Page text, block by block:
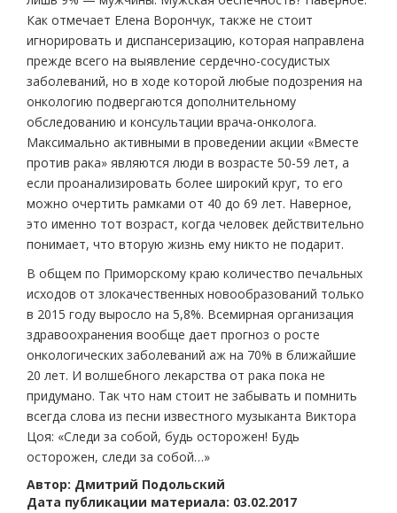
Как отмечает Елена Ворончук, также не стоит
игнорировать и диспансеризацию, которая направлена
прежде всего на выявление сердечно-сосудистых
заболеваний, но в ходе которой любые подозрения на
онкологию подвергаются дополнительному
обследованию и консультации врача-онколога.
Максимально активными в проведении акции «Вместе
против рака» являются люди в возрасте 50-59 лет, а
если проанализировать более широкий круг, то его
можно очертить рамками от 40 до 69 лет. Наверное,
это именно тот возраст, когда человек действительно
понимает, что вторую жизнь ему никто не подарит.
В общем по Приморскому краю количество печальных
исходов от злокачественных новообразований только
в 2015 году выросло на 5,8%. Всемирная организация
здравоохранения вообще дает прогноз о росте
онкологических заболеваний аж на 70% в ближайшие
20 лет. И волшебного лекарства от рака пока не
придумано. Так что нам стоит не забывать и помнить
всегда слова из песни известного музыканта Виктора
Цоя: «Следи за собой, будь осторожен! Будь
осторожен, следи за собой…»
Автор: Дмитрий Подольский
Дата публикации материала: 03.02.2017